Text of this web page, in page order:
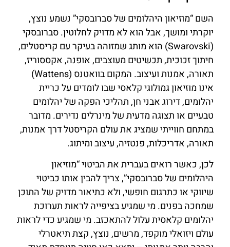
השם “מוזיאון היהלומים של סברובסקי” נשמע נוצץ,
יוקרתי ומושך, אבל הוא לא מדויק לחלוטין. סברובסקי
(Swarovski) הוא מותג שמזוהה בעיקר עם קריסטלים,
חיתוך זכוכית, תכשיטים מעוצבים, אופנה, אקססוריז,
תאורה, אמנות ועיצוב. המקום בוואטנס (Wattens)
אינו מוזיאון גמולוגי קלאסי שבו לומדים על כריית
יהלומים, דירוג אבני חן, תהליכי הפקה של יהלומים
טבעיים או תצוגה מדעית של מינרלים נדירים. מדובר
במתחם חווייתי שמציג את עולם הקריסטל דרך אמנות,
תאורה, אדריכלות, פנטזיה, עיצוב ומיתוג.
לכן, כאשר רואים בעברית את הביטוי “מוזיאון
היהלומים של סברובסקי”, צריך להבין אותו כביטוי
שיווקי או כתרגום חופשי, ולא כתיאור מדויק של התוכן
שמחכה בפנים. מי שמגיע בציפייה לראות תערוכת
יהלומים קלאסית עלול להתאכזב. מי שמגיע כדי לראות
עולם ויזואלי מוקפד, מרשים, נוצץ, קצת תיאטרלי